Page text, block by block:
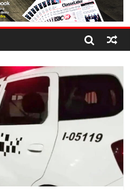
E QUELUZ NA RETA FINAL